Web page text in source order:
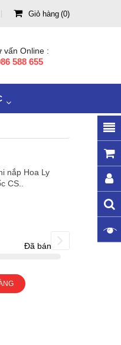
Giỏ hàng 0
vấn Online :
588 655
nắp Hoa Ly
CS..
Đã bán: